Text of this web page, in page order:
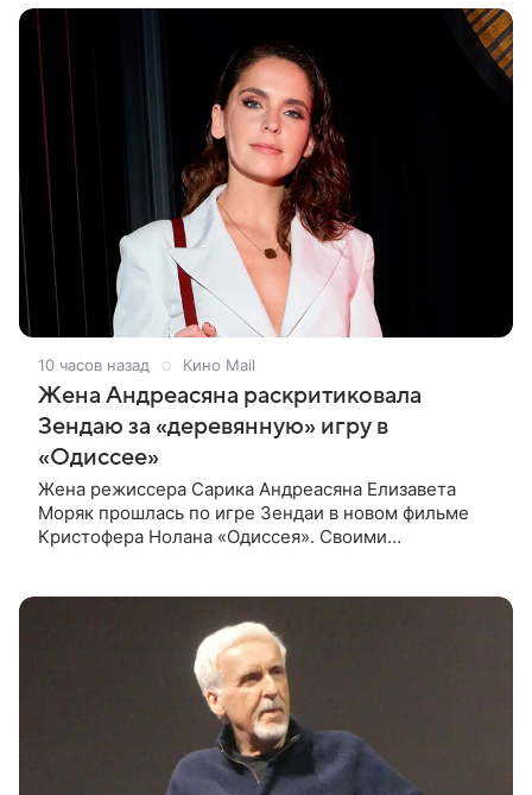
10 часов назад Кино Mail
Жена Андреасяна раскритиковала
Зендаю за «деревянную» игру в
«Одиссее»
Жена режиссера Сарика Андреасяна Елизавета
Моряк прошлась по игре Зендаи в новом фильме
Кристофера Нолана «Одиссея». Своими